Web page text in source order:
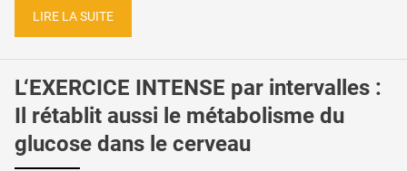
LIRE LA SUITE
L‘EXERCICE INTENSE par intervalles :
Il rétablit aussi le métabolisme du
glucose dans le cerveau